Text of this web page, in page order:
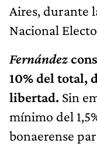
Aires, durante
Nacional
Fernández
10% del total,
libertad. Sin
mínimo del
bonaerense